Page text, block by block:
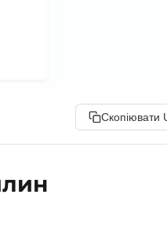
Скопіювати